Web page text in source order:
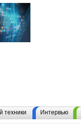
техники Интервью